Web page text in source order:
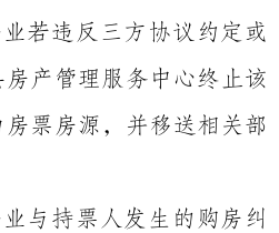
若违反三方协议约定或
产管理服务中心终止该
票房源，并移送相关部
与持票人发生的购房纠